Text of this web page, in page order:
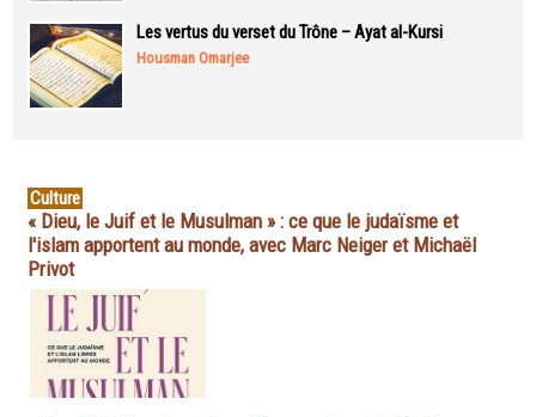
Les vertus du verset du Trône – Ayat al-Kursi
Housman Omarjee
Culture
« Dieu, le Juif et le Musulman » : ce que le judaïsme et
l'islam apportent au monde, avec Marc Neiger et Michaël
Privot